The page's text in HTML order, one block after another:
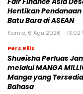
Hentikan
Batu Bara di ASEAN
Kamis, 6 Agu 2026 - 13:02
Pers Rilis
Shueisha Perluas
melalui MANGA
Manga yang
Bahasa